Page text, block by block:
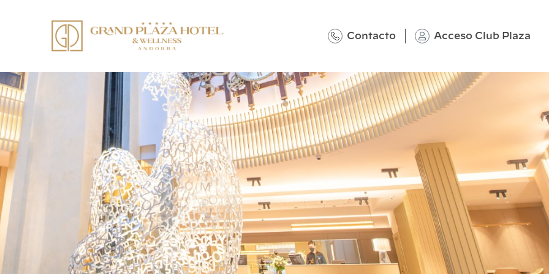
Contacto Acceso Club Plaza